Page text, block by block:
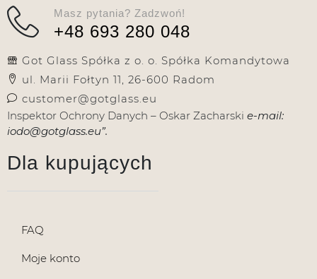
Masz pytania? Zadzwoń!
+48 693 280 048
Got Glass Spółka z o. o. Spółka Komandytowa
ul. Marii Fołtyn 11, 26-600 Radom
customer@gotglass.eu
Inspektor Ochrony Danych – Oskar Zacharski e-mail:
iodo@gotglass.eu”.
Dla kupujących
FAQ
Moje konto